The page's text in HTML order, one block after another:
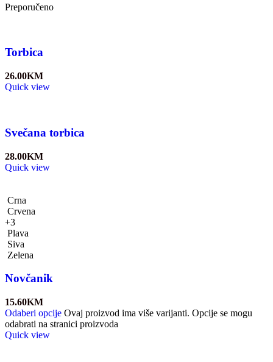
Preporučeno
Torbica
26.00KM
Quick view
Svečana torbica
28.00KM
Quick view
Crna
Crvena
+3
Plava
Siva
Zelena
Novčanik
15.60KM
Odaberi opcije Ovaj proizvod ima više varijanti. Opcije se mogu
odabrati na stranici proizvoda
Quick view